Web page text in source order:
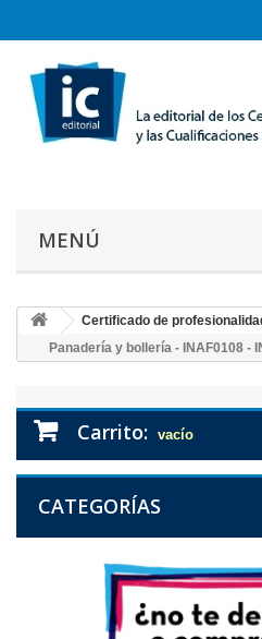
MENÚ
Certificado de
Panadería y bollería - INAF0108 -
Carrito: vacío
CATEGORÍAS